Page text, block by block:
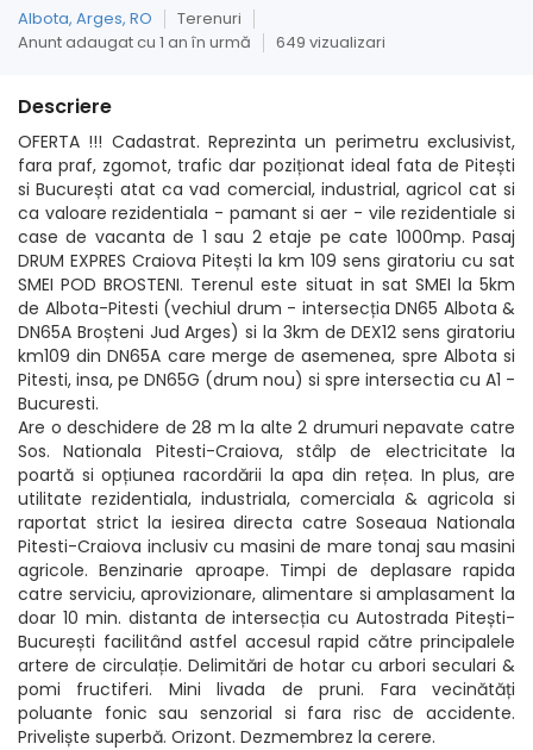
Albota, Arges, RO
Terenuri
Anunt adaugat cu 1 an în urmă
649 vizualizari
Descriere
OFERTA !!! Cadastrat. Reprezinta un perimetru exclusivist,
fara praf, zgomot, trafic dar poziționat ideal fata de Pitești
si București atat ca vad comercial, industrial, agricol cat si
ca valoare rezidentiala - pamant si aer - vile rezidentiale si
case de vacanta de 1 sau 2 etaje pe cate 1000mp. Pasaj
DRUM EXPRES Craiova Pitești la km 109 sens giratoriu cu sat
SMEI POD BROSTENI. Terenul este situat in sat SMEI la 5km
de Albota-Pitesti (vechiul drum - intersecția DN65 Albota &
DN65A Broșteni Jud Arges) si la 3km de DEX12 sens giratoriu
km109 din DN65A care merge de asemenea, spre Albota si
Pitesti, insa, pe DN65G (drum nou) si spre intersectia cu A1 -
Bucuresti.
Are o deschidere de 28 m la alte 2 drumuri nepavate catre
Sos. Nationala Pitesti-Craiova, stâlp de electricitate la
poartă si opțiunea racordării la apa din rețea. In plus, are
utilitate rezidentiala, industriala, comerciala & agricola si
raportat strict la iesirea directa catre Soseaua Nationala
Pitesti-Craiova inclusiv cu masini de mare tonaj sau masini
agricole. Benzinarie aproape. Timpi de deplasare rapida
catre serviciu, aprovizionare, alimentare si amplasament la
doar 10 min. distanta de intersecția cu Autostrada Pitești-
București facilitând astfel accesul rapid către principalele
artere de circulație. Delimitări de hotar cu arbori seculari &
pomi fructiferi. Mini livada de pruni. Fara vecinătăți
poluante fonic sau senzorial si fara risc de accidente.
Priveliște superbă. Orizont. Dezmembrez la cerere.